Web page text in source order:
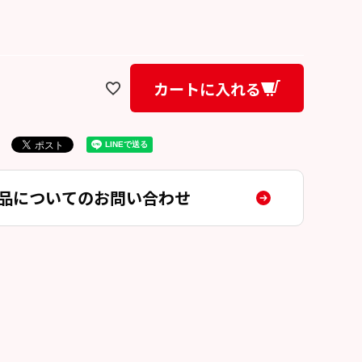
カートに入れる
についてのお問い合わせ